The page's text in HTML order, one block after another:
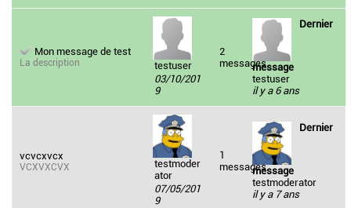
Mon message de test
La description
testuser
03/10/201
9
2
messages
Dernier
message
testuser
il y a 6 ans
vcvcxvcx
VCXVXCVX
testmoder
ator
07/05/201
9
1
messages
Dernier
message
testmoderator
il y a 7 ans